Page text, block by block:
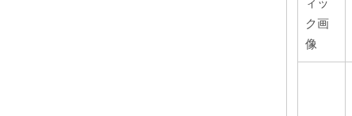
ィッ
ク画
像